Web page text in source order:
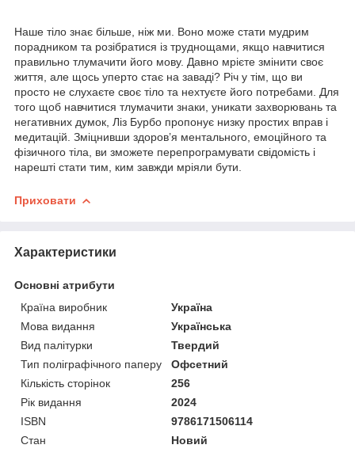
Наше тіло знає більше, ніж ми. Воно може стати мудрим
порадником та розібратися із труднощами, якщо навчитися
правильно тлумачити його мову. Давно мрієте змінити своє
життя, але щось уперто стає на заваді? Річ у тім, що ви
просто не слухаєте своє тіло та нехтуєте його потребами. Для
того щоб навчитися тлумачити знаки, уникати захворювань та
негативних думок, Ліз Бурбо пропонує низку простих вправ і
медитацій. Зміцнивши здоров’я ментального, емоційного та
фізичного тіла, ви зможете перепрограмувати свідомість і
нарешті стати тим, ким завжди мріяли бути.
Приховати
Характеристики
Основні атрибути
Країна виробник
Україна
Мова видання
Українська
Вид палітурки
Твердий
Тип поліграфічного паперу
Офсетний
Кількість сторінок
256
Рік видання
2024
ISBN
9786171506114
Стан
Новий